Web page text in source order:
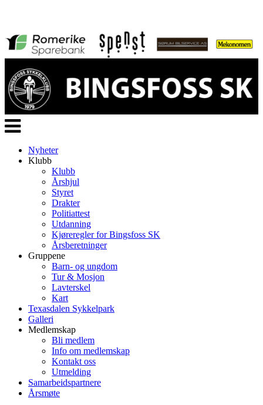
Veksle
navigasjon
Nyheter
Klubb
Klubb
Årshjul
Styret
Drakter
Politiattest
Utdanning
Kjøreregler for Bingsfoss SK
Årsberetninger
Gruppene
Barn- og ungdom
Tur & Mosjon
Lavterskel
Kart
Texasdalen Sykkelpark
Galleri
Medlemskap
Bli medlem
Info om medlemskap
Kontakt oss
Utmelding
Samarbeidspartnere
Årsmøte